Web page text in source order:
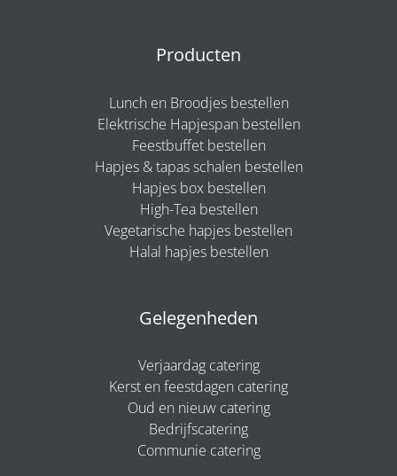
Producten
Lunch en Broodjes bestellen
Elektrische Hapjespan bestellen
Feestbuffet bestellen
Hapjes & tapas schalen bestellen
Hapjes box bestellen
High-Tea bestellen
Vegetarische hapjes bestellen
Halal hapjes bestellen
Gelegenheden
Verjaardag catering
Kerst en feestdagen catering
Oud en nieuw catering
Bedrijfscatering
Communie catering